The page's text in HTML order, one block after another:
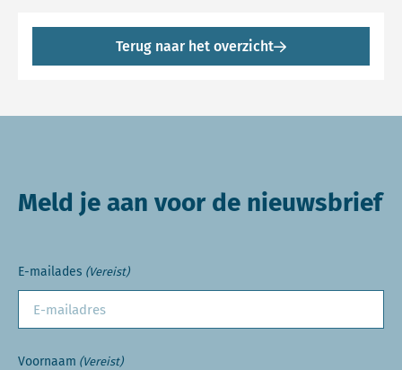
Terug naar het overzicht
Meld je aan voor de nieuwsbrief
E-mailades (Vereist)
Voornaam (Vereist)